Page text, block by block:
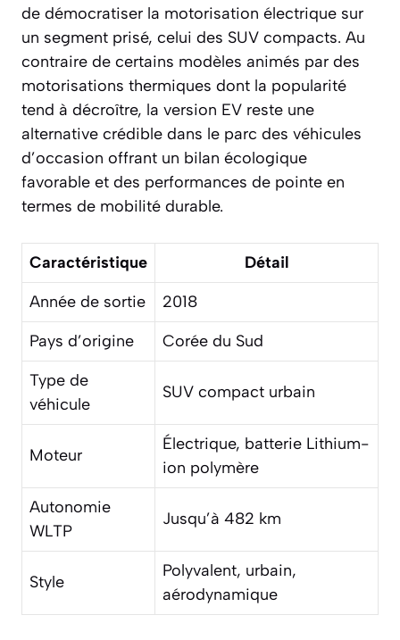
de démocratiser la motorisation électrique sur
un segment prisé, celui des SUV compacts. Au
contraire de certains modèles animés par des
motorisations thermiques dont la popularité
tend à décroître, la version EV reste une
alternative crédible dans le parc des véhicules
d’occasion offrant un bilan écologique
favorable et des performances de pointe en
termes de mobilité durable.
Caractéristique
Détail
Année de sortie
2018
Pays d’origine
Corée du Sud
Type de
véhicule
SUV compact urbain
Moteur
Électrique, batterie Lithium-
ion polymère
Autonomie
WLTP
Jusqu’à 482 km
Style
Polyvalent, urbain,
aérodynamique